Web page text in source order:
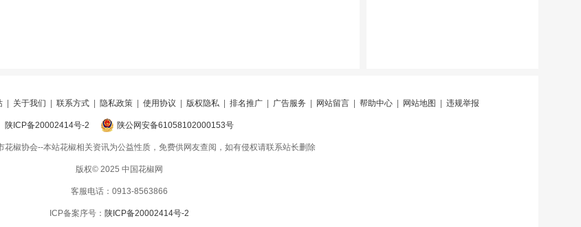
| 关于我们 联系方式| 隐私政策| 使用协议 版权隐私| 排名推广| 广告服务 网站留言| 帮助中心| 网站地图 违规举报
陕ICP备20002414号-2 陕公网安备61058102000153号
花椒协会--本站花椒相关资讯为公益性质，免费供网友查阅，如有侵权请联系站长删除
版权© 2025 中国花椒网
客服电话：0913-8563866
ICP备案序号： 陕ICP备20002414号-2